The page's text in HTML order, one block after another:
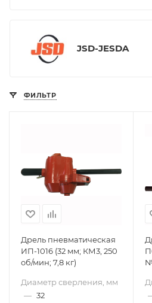
JSD-JESDA
ФИЛЬТР
Дрель пневматическая
ИП-1016 (32 мм; КМ3, 250
об/мин; 7,8 кг)
Диаметр сверления, мм
— 32